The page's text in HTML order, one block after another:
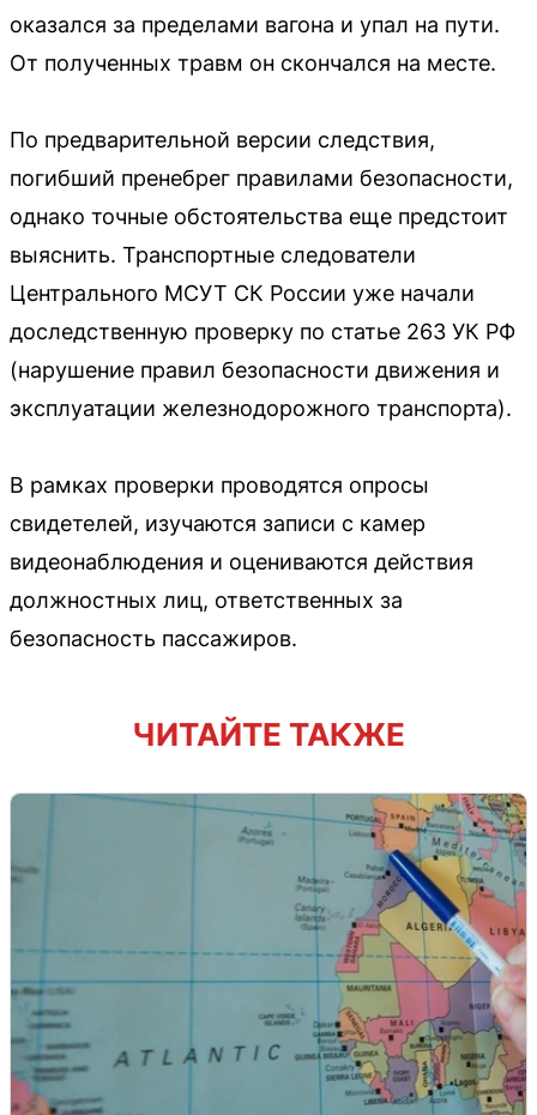
оказался за пределами вагона и упал на пути.
От полученных травм он скончался на месте.
По предварительной версии следствия,
погибший пренебрег правилами безопасности,
однако точные обстоятельства еще предстоит
выяснить. Транспортные следователи
Центрального МСУТ СК России уже начали
доследственную проверку по статье 263 УК РФ
(нарушение правил безопасности движения и
эксплуатации железнодорожного транспорта).
В рамках проверки проводятся опросы
свидетелей, изучаются записи с камер
видеонаблюдения и оцениваются действия
должностных лиц, ответственных за
безопасность пассажиров.
ЧИТАЙТЕ ТАКЖЕ